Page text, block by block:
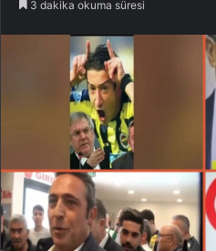
3 dakika okuma süresi